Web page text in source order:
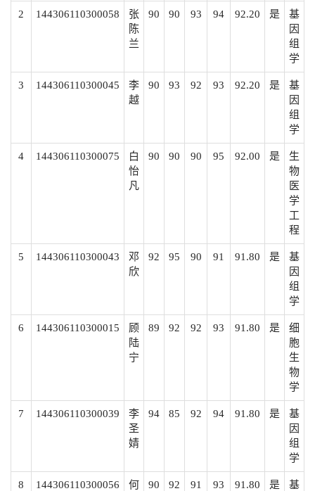
2 144306110300058
张
陈
兰
90 90 93 94 92.20 是
基
因
组
学
3 144306110300045
李
越
90 93 92 93 92.20 是
基
因
组
学
4 144306110300075
白
怡
凡
90 90 90 95 92.00 是
生
物
医
学
工
程
5 144306110300043
邓
欣
92 95 90 91 91.80 是
基
因
组
学
6 144306110300015
顾
陆
宁
89 92 92 93 91.80 是
细
胞
生
物
学
7 144306110300039
李
圣
婧
94 85 92 94 91.80 是
基
因
组
学
8 144306110300056
何
90 92 91 93 91.80 是
基